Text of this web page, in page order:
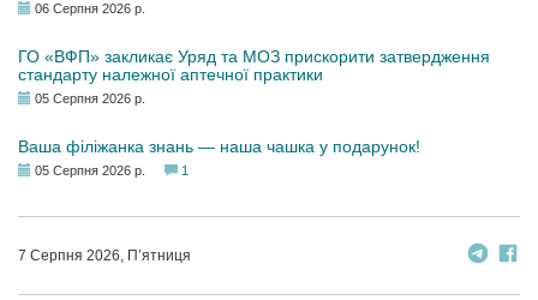
06 Серпня 2026 р.
ГО «ВФП» закликає Уряд та МОЗ прискорити затвердження
стандарту належної аптечної практики
05 Серпня 2026 р.
Ваша філіжанка знань — наша чашка у подарунок!
05 Серпня 2026 р. 1
7 Серпня 2026, П’ятниця